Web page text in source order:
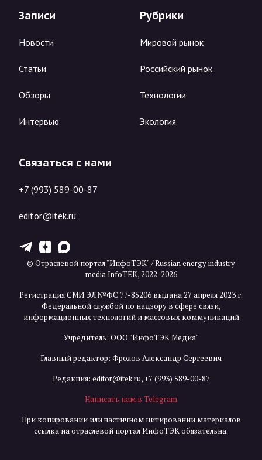
Записи
Новости
Статьи
Обзоры
Интервью
Рубрики
Мировой рынок
Российский рынок
Технологии
Экология
Связаться с нами
+7 (993) 589-00-87
editor@itek.ru
T Z X
© Отраслевой портал "ИнфоТЭК" / Russian energy industry
media InfoTEK, 2022-2026
Регистрация СМИ ЭЛ №ФС 77-85206 выдана 27 апреля 2023 г.
Федеральной службой по надзору в сфере связи,
информационных технологий и массовых коммуникаций
Учредитель: ООО "ИнфоТЭК Медиа"
Главный редактор: Фролов Александр Сергеевич
Редакция: editor@itek.ru,+7 (993) 589-00-87
Написать нам в Telegram
При копировании или частичном цитировании материалов
ссылка на отраслевой портал ИнфоТЭК обязательна.